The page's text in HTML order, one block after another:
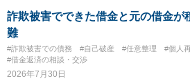
詐欺被害でできた借金と元の借金が
難
#詐欺被害での債務 #自己破産 #任意整理 #個人
#借金返済の相談・交渉
2026年7月30日